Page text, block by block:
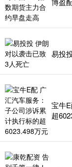
易投
宝牛
超